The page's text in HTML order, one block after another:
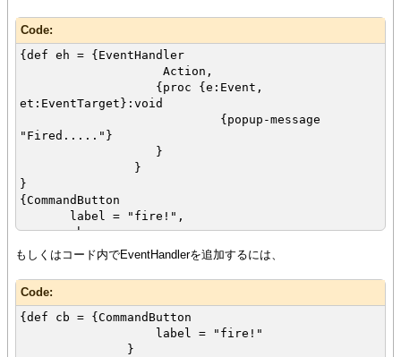
Code:
{def eh = {EventHandler
Action,
{proc {e:Event,
et:EventTarget}:void
{popup-message
"Fired....."}
}
}
}
{CommandButton
label = "fire!",
eh
}
もしくはコード内でEventHandlerを追加するには、
Code:
{def cb = {CommandButton
label = "fire!"
}